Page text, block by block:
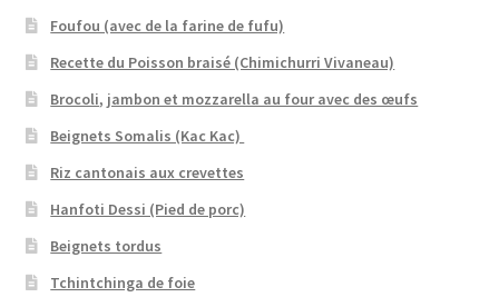
Foufou (avec de la farine de fufu)
Recette du Poisson braisé (Chimichurri Vivaneau)
Brocoli, jambon et mozzarella au four avec des œufs
Beignets Somalis (Kac Kac)
Riz cantonais aux crevettes
Hanfoti Dessi (Pied de porc)
Beignets tordus
Tchintchinga de foie